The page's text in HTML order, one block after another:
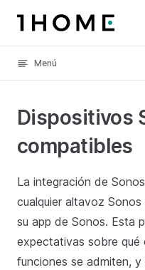
Skip to content
Menú
Dispositivos
compatibles
La integración de
cualquier altavoz
su app de Sonos. Esta
expectativas sobre
funciones se admiten,